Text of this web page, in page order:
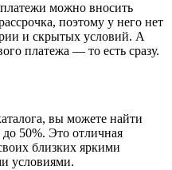
можно вносить
поэтому у него нет
и скрытых условий. А
платежа — то есть сразу.
вы можете найти
50%. Это отличная
близких яркими
условиями.